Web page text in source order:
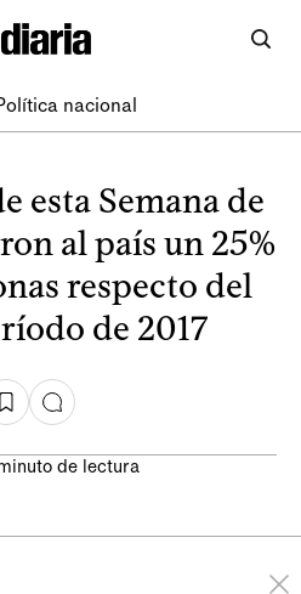
nacional
esta Semana de
al país un 25%
respecto del
de 2017
de lectura